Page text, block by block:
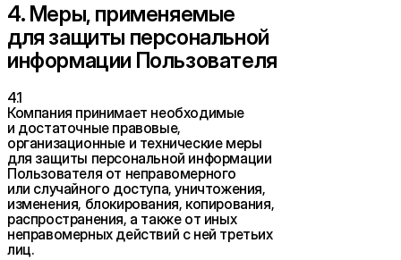
4. Меры, применяемые
для защиты персональной
информации Пользователя
4.1
Компания принимает необходимые
и достаточные правовые,
организационные и технические меры
для защиты персональной информации
Пользователя от неправомерного
или случайного доступа, уничтожения,
изменения, блокирования, копирования,
распространения, а также от иных
неправомерных действий с ней третьих
лиц.